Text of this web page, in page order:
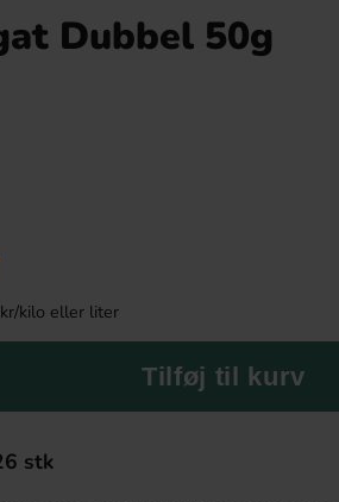
Dubbel 50g
kilo eller liter
Tilføj til kurv
stk